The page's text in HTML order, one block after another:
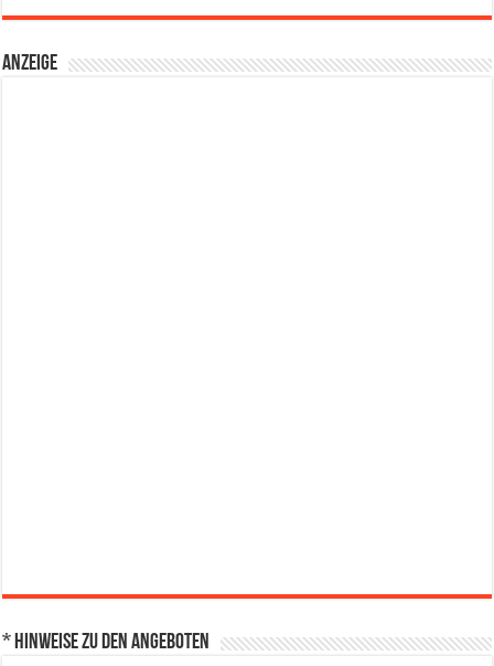
Anzeige
* Hinweise zu den Angeboten